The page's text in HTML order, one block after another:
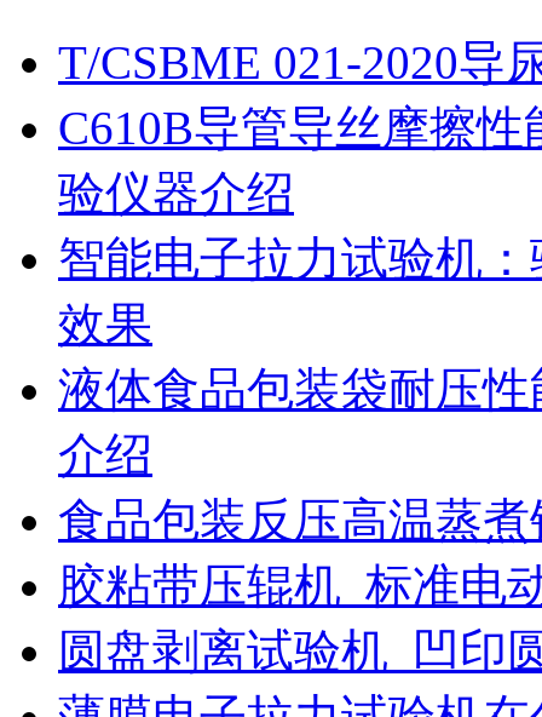
T/CSBME 021-2020导
C610B导管导丝摩擦
验仪器介绍
智能电子拉力试验机
效果
液体食品包装袋耐压
介绍
食品包装反压高温蒸
胶粘带压辊机_标准电
圆盘剥离试验机_凹印